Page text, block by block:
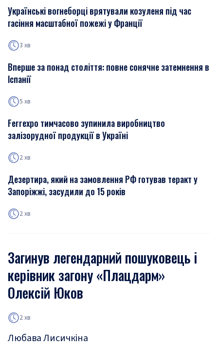
Українські вогнеборці врятували козуленя під час
гасіння масштабної пожежі у Франції
3 хв
Вперше за понад століття: повне сонячне затемнення в
Іспанії
5 хв
Ferrexpo тимчасово зупинила виробництво
залізорудної продукції в Україні
2 хв
Дезертира, який на замовлення РФ готував теракт у
Запоріжжі, засудили до 15 років
2 хв
Загинув легендарний пошуковець і
керівник загону «Плацдарм»
Олексій Юков
2 хв
Любава Лисичкіна